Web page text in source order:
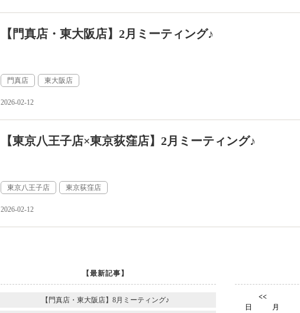
【門真店・東大阪店】2月ミーティング♪
門真店 東大阪店
2026-02-12
【東京八王子店×東京荻窪店】2月ミーティング♪
東京八王子店 東京荻窪店
2026-02-12
【最新記事】
【門真店・東大阪店】8月ミーティング♪ <<
日
月